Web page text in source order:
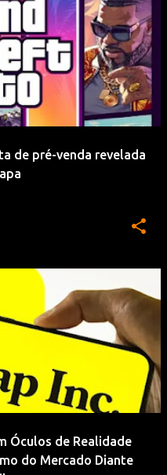
de pré-venda revelada
Óculos de Realidade
do Mercado Diante